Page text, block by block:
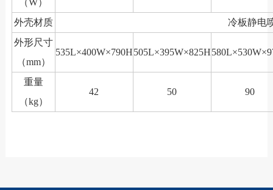
外壳材质
冷板静电
外形尺寸
（mm）
535L×400W×790H505L×395W×825H
重量
（kg）
42 50 90